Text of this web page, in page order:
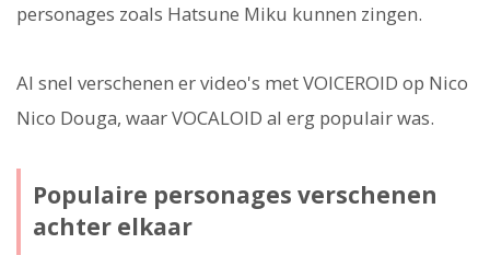
personages zoals Hatsune Miku kunnen zingen.
Al snel verschenen er video's met VOICEROID op Nico
Nico Douga, waar VOCALOID al erg populair was.
Populaire personages verschenen
achter elkaar